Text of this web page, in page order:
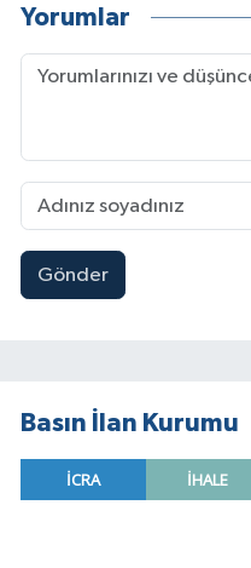
Yorumlar
Gönder
Basın İlan Kurumu